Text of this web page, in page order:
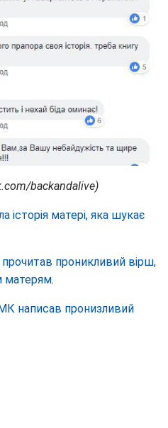
backandalive)
матері, яка шукає
проникливий вірш,
матерям.
написав пронизливий